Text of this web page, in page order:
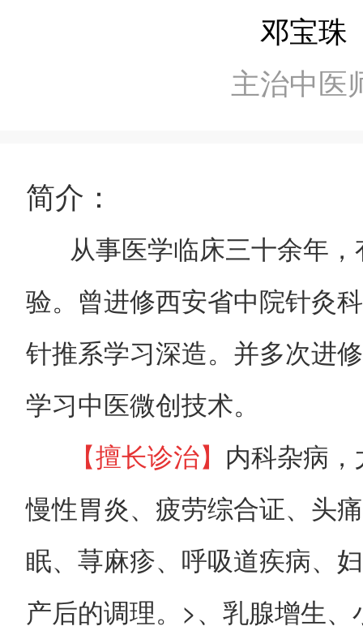
邓宝珠
主治中医
简介：
从事医学临床三十余年，
验。曾进修西安省中院针灸
针推系学习深造。并多次进
学习中医微创技术。
【擅长诊治】 内科杂病
慢性胃炎、疲劳综合证、头
眠、荨麻疹、呼吸道疾病、
产后的调理。>、乳腺增生